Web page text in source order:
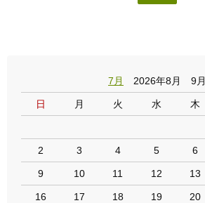
7月 2026年8月 9月
日 月 火 水 木
2 3 4 5 6
9 10 11 12 13
16 17 18 19 20